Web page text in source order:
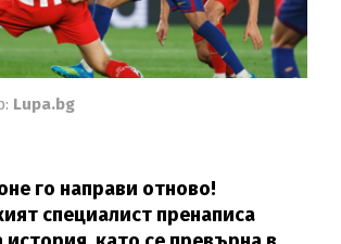
Lupa.bg
го направи отново!
специалист пренаписа